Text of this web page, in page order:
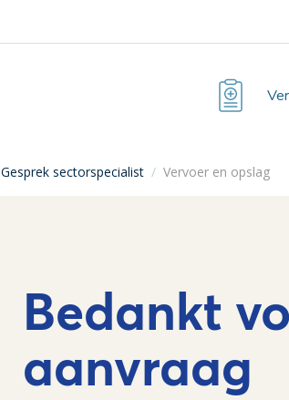
Gesprek sectorspecialist / Vervoer en opslag
Bedankt
aanvraag